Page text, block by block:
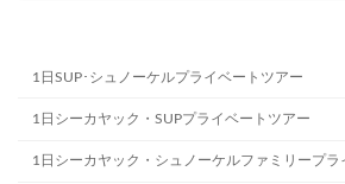
1日SUP･シュノーケルプライベートツアー
1日シーカヤック・SUPプライベートツアー
1日シーカヤック・シュノーケルファミリープラ